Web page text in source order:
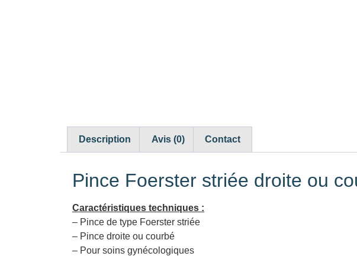
Description Avis (0) Contact
Pince Foerster striée droite ou
Caractéristiques techniques :
– Pince de type Foerster striée
– Pince droite ou courbé
– Pour soins gynécologiques